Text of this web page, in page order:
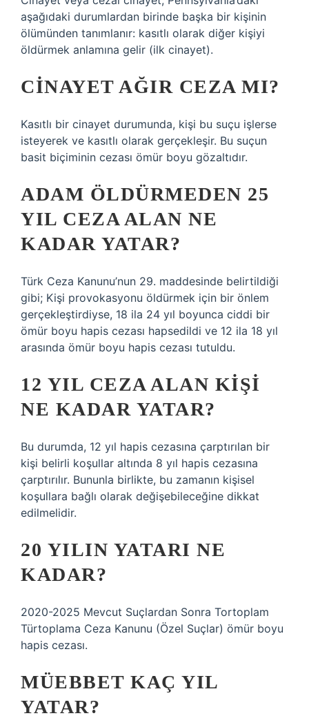
aşağıdaki durumlardan birinde başka bir kişinin
ölümünden tanımlanır: kasıtlı olarak diğer kişiyi
öldürmek anlamına gelir (ilk cinayet).
CINAYET AĞIR CEZA MI?
Kasıtlı bir cinayet durumunda, kişi bu suçu işlerse
isteyerek ve kasıtlı olarak gerçekleşir. Bu suçun
basit biçiminin cezası ömür boyu gözaltıdır.
ADAM ÖLDÜRMEDEN 25
YIL CEZA ALAN NE
KADAR YATAR?
Türk Ceza Kanunu’nun 29. maddesinde belirtildiği
gibi; Kişi provokasyonu öldürmek için bir önlem
gerçekleştirdiyse, 18 ila 24 yıl boyunca ciddi bir
ömür boyu hapis cezası hapsedildi ve 12 ila 18 yıl
arasında ömür boyu hapis cezası tutuldu.
12 YIL CEZA ALAN KIŞI
NE KADAR YATAR?
Bu durumda, 12 yıl hapis cezasına çarptırılan bir
kişi belirli koşullar altında 8 yıl hapis cezasına
çarptırılır. Bununla birlikte, bu zamanın kişisel
koşullara bağlı olarak değişebileceğine dikkat
edilmelidir.
20 YILIN YATARI NE
KADAR?
2020-2025 Mevcut Suçlardan Sonra Tortoplam
Türtoplama Ceza Kanunu (Özel Suçlar) ömür boyu
hapis cezası.
MÜEBBET KAÇ YIL
YATAR?